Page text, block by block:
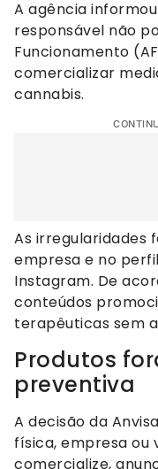
A agência
responsável não
Funcionamento
comercializar
cannabis.
As irregularidades
empresa e no
Instagram. De
conteúdos
terapêuticas sem
Produtos
preventiva
A decisão da
física, empresa ou
comercialize,